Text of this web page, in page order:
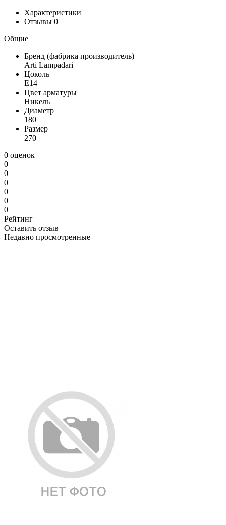
Характеристики
Отзывы 0
Общие
Бренд (фабрика производитель)
Arti Lampadari
Цоколь
E14
Цвет арматуры
Никель
Диаметр
180
Размер
270
0 оценок
0
0
0
0
0
0
Рейтинг
Оставить отзыв
Недавно просмотренные